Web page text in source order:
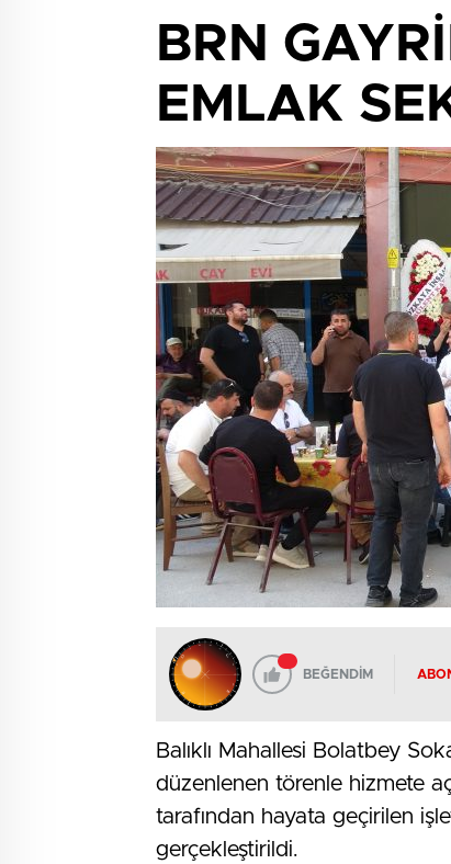
BRN
EMLAK
BEĞENDİM
Balıklı Mahallesi Bolatbey
düzenlenen törenle hizmete
tarafından hayata geçirilen
gerçekleştirildi.